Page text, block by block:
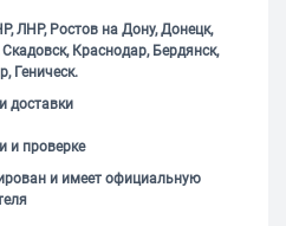
ЛНР, Ростов на Дону, Донецк,
Краснодар, Бердянск,
Геническ.
доставки
и проверке
и имеет официальную